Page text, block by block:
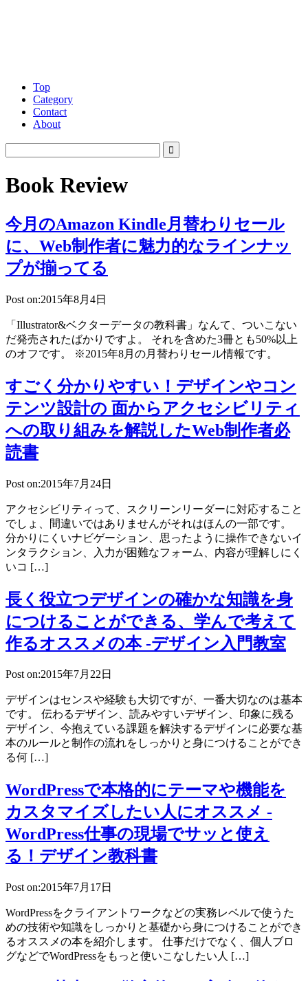
Top
Category
Contact
About
Book Review
今月のAmazon Kindle月替わりセール
に、Web制作者に魅力的なラインナッ
プが揃ってる
Post on:2015年8月4日
「Illustrator&ベクターデータの教科書」なんて、ついこない
だ発売されたばかりですよ。 それを含めた3冊とも50%以上
のオフです。 ※2015年8月の月替わりセール情報です。
すごく分かりやすい！デザインやコン
テンツ設計の 面からアクセシビリティ
への取り組みを解説したWeb制作者必
読書
Post on:2015年7月24日
アクセシビリティって、スクリーンリーダーに対応すること
でしょ、間違いではありませんがそれはほんの一部です。
分かりにくいナビゲーション、思ったように操作できないイ
ンタラクション、入力が困難なフォーム、内容が理解しにく
いコ […]
長く役立つデザインの確かな知識を身
につけることができる、学んで考えて
作るオススメの本 -デザイン入門教室
Post on:2015年7月22日
デザインはセンスや経験も大切ですが、一番大切なのは基本
です。 伝わるデザイン、読みやすいデザイン、印象に残る
デザイン、今抱えている課題を解決するデザインに必要な基
本のルールと制作の流れをしっかりと身につけることができ
る何 […]
WordPressで本格的にテーマや機能を
カスタマイズしたい人にオススメ -
WordPress仕事の現場でサッと使え
る！デザイン教科書
Post on:2015年7月17日
WordPressをクライアントワークなどの実務レベルで使うた
めの技術や知識をしっかりと基礎から身につけることができ
るオススメの本を紹介します。 仕事だけでなく、個人ブロ
グなどでWordPressをもっと使いこなしたい人 […]